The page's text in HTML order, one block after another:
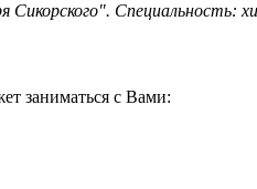
Специальность:
заниматься с Вами: